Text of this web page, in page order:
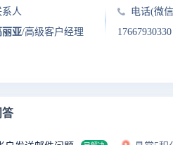
系人
丽亚/高级客户经理
电话(微
17667930330